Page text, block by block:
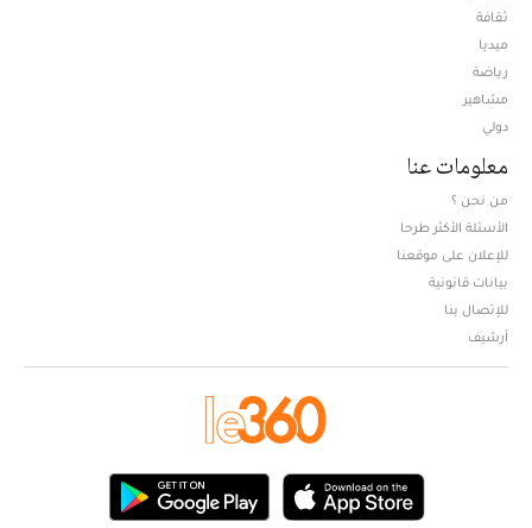
ثقافة
ميديا
رياضة
مشاهير
دولي
معلومات عنا
من نحن ؟
الأسئلة الأكثر طرحا
للإعلان على موقعنا
بيانات قانونية
للإتصال بنا
أرشيف